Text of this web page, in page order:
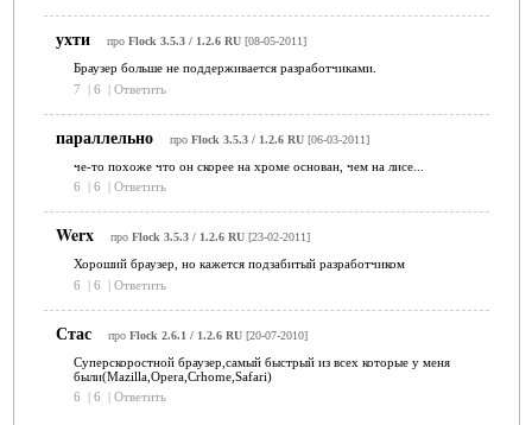
ухти про Flock 3.5.3 / 1.2.6 RU[08-05-2011]
Браузер больше не поддерживается разработчиками.
7
| 6 | Ответить
параллельно про Flock 3.5.3 / 1.2.6 RU[06-03-2011]
че-то похоже что он скорее на хроме основан, чем на лисе...
6
6 Ответить
Werx про Flock 3.5.3 / 1.2.6 RU[23-02-2011]
Хороший браузер, но кажется подзабитый разработчиком
6
| 6 | Ответить
Стас про Flock 2.6.1 / 1.2.6 RU[20-07-2010]
Суперскоростной браузер,самый быстрый из всех которые у меня
были(Mazilla,Opera,Crhome,Safari)
6
6 Ответить